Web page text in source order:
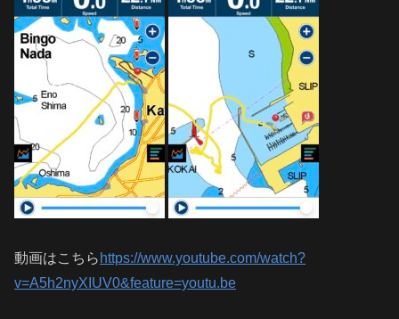
動画はこちら https://www.youtube.com/watch?
v=A5h2nyXIUV0&feature=youtu.be